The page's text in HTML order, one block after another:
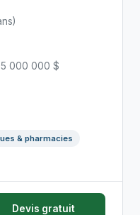
5 000 000 $
& pharmacies
Devis gratuit